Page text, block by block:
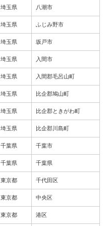
埼玉県 八潮市
埼玉県 ふじみ野市
埼玉県 坂戸市
埼玉県 入間市
埼玉県 入間郡毛呂山町
埼玉県 比企郡鳩山町
埼玉県 比企郡ときがわ町
埼玉県 比企郡川島町
千葉県 千葉市
千葉県 千葉県
東京都 千代田区
東京都 中央区
東京都 港区